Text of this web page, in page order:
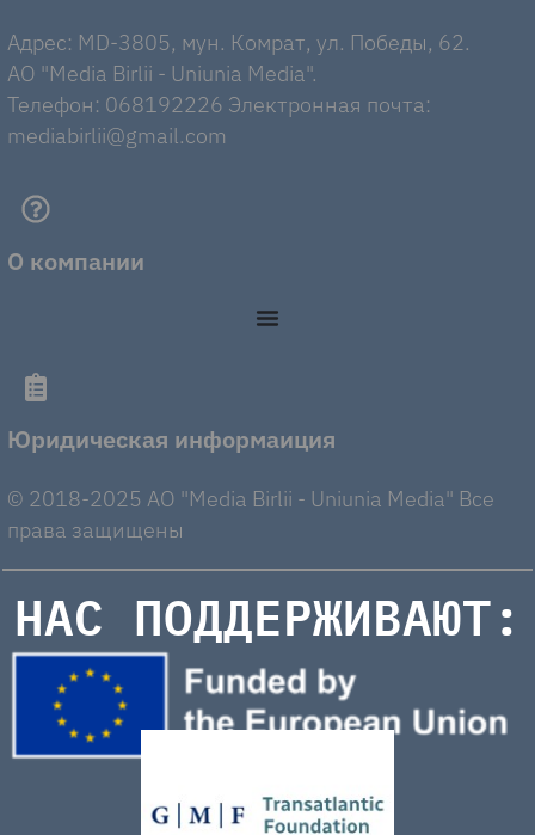
Адрес: MD-3805, мун. Комрат, ул. Победы, 62.
AO "Media Birlii - Uniunia Media".
Телефон: 068192226 Электронная почта:
mediabirlii@gmail.com
О компании
Юридическая информаиция
© 2018-2025 AO "Media Birlii - Uniunia Media" Все
права защищены
НАС ПОДДЕРЖИВАЮТ: